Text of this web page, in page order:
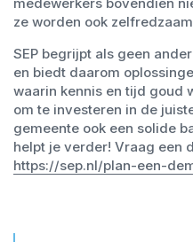
medewerkers bovendien
ze worden ook
SEP begrijpt als geen
en biedt daarom
waarin kennis en tijd goud
om te investeren in de
gemeente ook een solide
helpt je verder! Vraag een
https://sep.nl/plan-een-